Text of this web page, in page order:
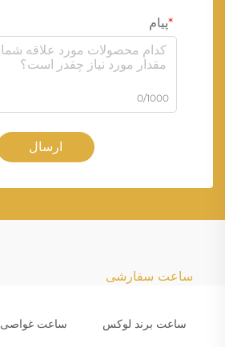
پیام
0/1000
ارسال
ساعت سفارشی
ساعت برند لوکس ساعت غواصی